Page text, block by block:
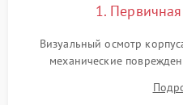
1.
Визуальный осмотр
механические
включение, считывание
матрицы и затвора, проверка